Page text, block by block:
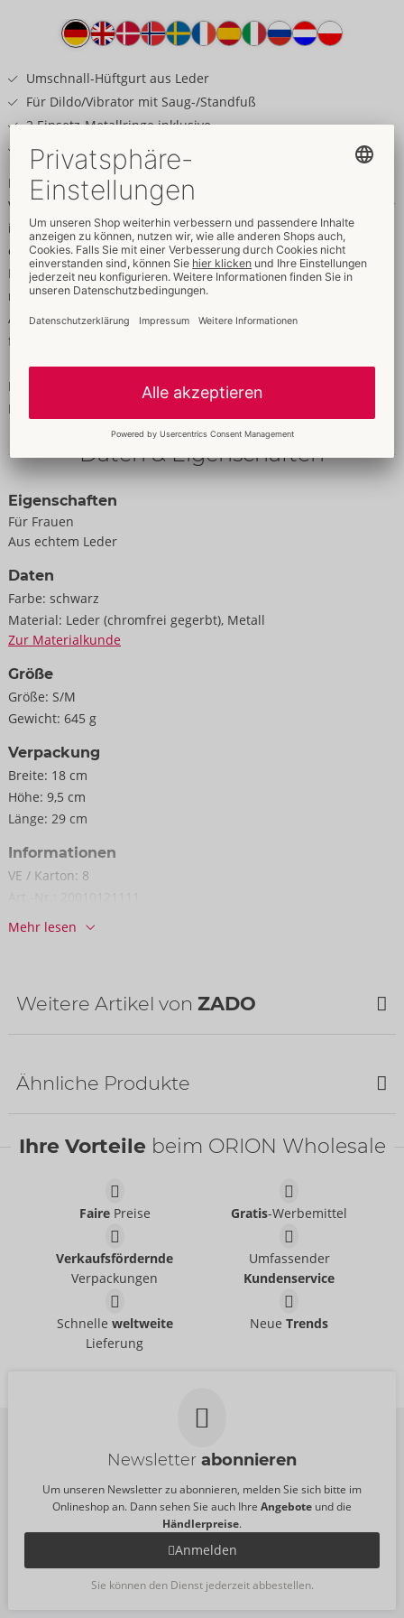
Produkttext
Umschnall-Hüftgurt aus Leder
Für Dildo/Vibrator mit Saug-/Standfuß
2 Einsetz-Metallringe inklusive
Vielfach größenverstellbar
Ermöglicht herrliche Stoßfreuden!
Vielfach verstellbarer Strap-on-Hüftgurt aus Leder von ZADO. Er
ist universell benutzbar mit vielen Dildos und Vibratoren, die
einen Saug- oder Standfuß besitzen. Dazu einfach die
Druckknöpfe in der Front öffnen und einen Dildo/Vibrator
mithilfe der beiden Frontringe (Ø 4 cm und 5 cm) einsetzen.
Alle Gurtriemen sind mit Schnallenverschlüssen für perfekten
festen Sitz verstellbar.
Leder (chromfrei gegerbt), Metall.
Dildo/Vibrator nicht im Lieferumfang enthalten.
Daten & Eigenschaften
Eigenschaften
Für Frauen
Aus echtem Leder
Daten
Farbe: schwarz
Material: Leder (chromfrei gegerbt), Metall
Zur Materialkunde
Größe
Größe: S/M
Gewicht: 645 g
Verpackung
Breite: 18 cm
Höhe: 9,5 cm
Länge: 29 cm
Informationen
VE / Karton: 8
Barcode:
Verfügbarkeit
Mehr lesen
Weitere Artikel von ZADO
- ORION Brand
20500801001
Paddel aus Leder
- ORION Brand
Ohne Verkaufsverpackung
20406201000
44,95 €
Ähnliche Produkte
Harness aus Leder
- ORION Brand
Harness-Set aus Leder
Ihre Vorteile beim ORION Wholesale
FairePreise Gratis-Werbemittel
Verkaufsfördernde
Verpackungen
Umfassender
Kundenservice
Schnelle weltweite
Lieferung
NeueTrends
Newsletter abonnieren
Um unseren Newsletter zu abonnieren, melden Sie sich bitte im
Onlineshop an. Dann sehen Sie auch Ihre Angebote und die
Händlerpreise.
Anmelden
Sie können den Dienst jederzeit abbestellen.